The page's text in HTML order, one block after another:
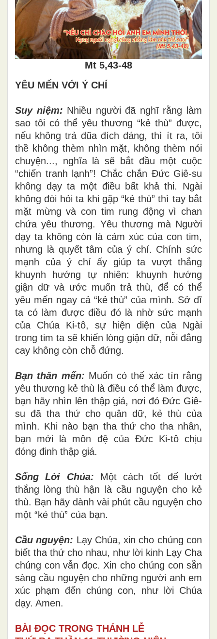
Mt 5,43-48
YÊU MẾN VỚI Ý CHÍ
Suy niệm: Nhiều người đã nghĩ rằng làm
sao tôi có thể yêu thương “kẻ thù” được,
nếu không trả đũa đích đáng, thì ít ra, tôi
thề không thèm nhìn mặt, không thèm nói
chuyện..., nghĩa là sẽ bắt đầu một cuộc
“chiến tranh lạnh”! Chắc chắn Đức Giê-su
không dạy ta một điều bất khả thi. Ngài
không đòi hỏi ta khi gặp “kẻ thù” thì tay bắt
mặt mừng và con tim rung động vì chan
chứa yêu thương. Yêu thương mà Người
dạy ta không còn là cảm xúc của con tim,
nhưng là quyết tâm của ý chí. Chính sức
mạnh của ý chí ấy giúp ta vượt thắng
khuynh hướng tự nhiên: khuynh hướng
giận dữ và ước muốn trả thù, để có thể
yêu mến ngay cả “kẻ thù” của mình. Sở dĩ
ta có làm được điều đó là nhờ sức mạnh
của Chúa Ki-tô, sự hiện diện của Ngài
trong tim ta sẽ khiến lòng giận dữ, nỗi đắng
cay không còn chỗ đứng.
Bạn thân mến: Muốn có thể xác tín rằng
yêu thương kẻ thù là điều có thể làm được,
bạn hãy nhìn lên thập giá, nơi đó Đức Giê-
su đã tha thứ cho quân dữ, kẻ thù của
mình. Khi nào bạn tha thứ cho tha nhân,
bạn mới là môn đệ của Đức Ki-tô chịu
đóng đinh thập giá.
Sống Lời Chúa: Một cách tốt để lướt
thắng lòng thù hận là cầu nguyện cho kẻ
thù. Bạn hãy dành vài phút cầu nguyện cho
một “kẻ thù” của bạn.
Cầu nguyện: Lạy Chúa, xin cho chúng con
biết tha thứ cho nhau, như lời kinh Lạy Cha
chúng con vẫn đọc. Xin cho chúng con sẵn
sàng cầu nguyện cho những người anh em
xúc phạm đến chúng con, như lời Chúa
dạy. Amen.
BÀI ĐỌC TRONG THÁNH LỄ